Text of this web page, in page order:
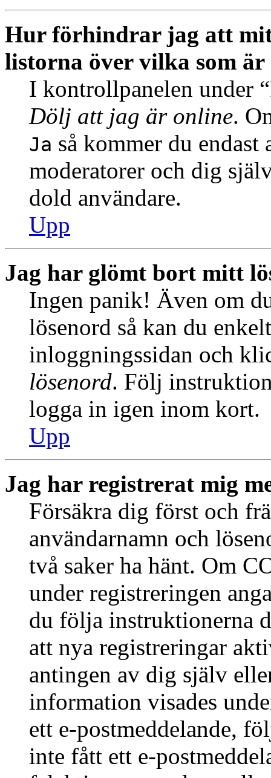
Hur förhindrar jag att
listorna över vilka som är
I kontrollpanelen under
Dölj att jag är online.
Ja så kommer du
moderatorer och dig
dold användare.
Upp
Jag har glömt bort mitt
Ingen panik! Även om
lösenord så kan du
inloggningssidan och
lösenord. Följ
logga in igen inom kort.
Upp
Jag har registrerat mig
Försäkra dig först och
användarnamn och
två saker ha hänt. Om
under registreringen
du följa instruktionerna
att nya registreringar
antingen av dig själv
information visades
ett e-postmeddelande,
inte fått ett e-